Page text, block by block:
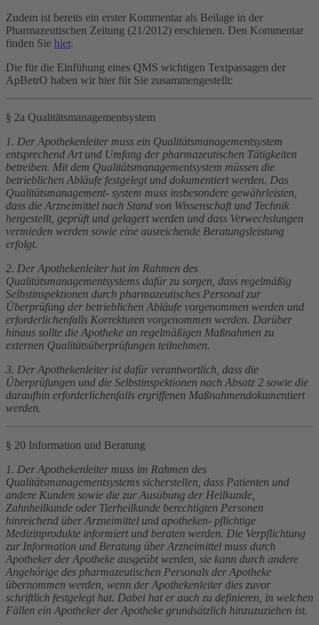
Zudem ist bereits ein erster Kommentar als Beilage in der
Pharmazeutischen Zeitung (21/2012) erschienen. Den Kommentar
finden Sie hier.
Die für die Einfühung eines QMS wichtigen Textpassagen der
ApBetrO haben wir hier für Sie zusammengestellt:
§ 2a Qualitätsmanagementsystem
1. Der Apothekenleiter muss ein Qualitätsmanagementsystem
entsprechend Art und Umfang der pharmazeutischen Tätigkeiten
betreiben. Mit dem Qualitätsmanagementsystem müssen die
betrieblichen Abläufe festgelegt und dokumentiert werden. Das
Qualitätsmanagement- system muss insbesondere gewährleisten,
dass die Arzneimittel nach Stand von Wissenschaft und Technik
hergestellt, geprüft und gelagert werden und dass Verwechslungen
vermieden werden sowie eine ausreichende Beratungsleistung
erfolgt.
2. Der Apothekenleiter hat im Rahmen des
Qualitätsmanagementsystems dafür zu sorgen, dass regelmäßig
Selbstinspektionen durch pharmazeutisches Personal zur
Überprüfung der betrieblichen Abläufe vorgenommen werden und
erforderlichenfalls Korrekturen vorgenommen werden. Darüber
hinaus sollte die Apotheke an regelmäßigen Maßnahmen zu
externen Qualitätsüberprüfungen teilnehmen.
3. Der Apothekenleiter ist dafür verantwortlich, dass die
Überprüfungen und die Selbstinspektionen nach Absatz 2 sowie die
daraufhin erforderlichenfalls ergriffenen Maßnahmendokumentiert
werden.
§ 20 Information und Beratung
1. Der Apothekenleiter muss im Rahmen des
Qualitätsmanagementsystems sicherstellen, dass Patienten und
andere Kunden sowie die zur Ausübung der Heilkunde,
Zahnheilkunde oder Tierheilkunde berechtigten Personen
hinreichend über Arzneimittel und apotheken- pflichtige
Medizinprodukte informiert und beraten werden. Die Verpflichtung
zur Information und Beratung über Arzneimittel muss durch
Apotheker der Apotheke ausgeübt werden, sie kann durch andere
Angehörige des pharmazeutischen Personals der Apotheke
übernommen werden, wenn der Apothekenleiter dies zuvor
schriftlich festgelegt hat. Dabei hat er auch zu definieren, in welchen
Fällen ein Apotheker der Apotheke grundsätzlich hinzuzuziehen ist.